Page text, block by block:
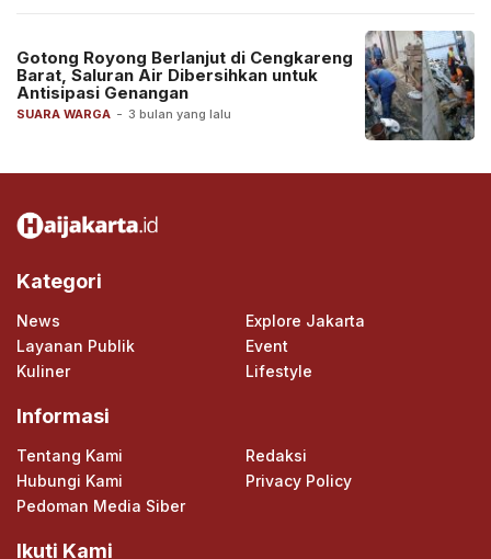
SUARA WARGA - 3 bulan yang lalu
Gotong Royong Berlanjut di Cengkareng
Barat, Saluran Air Dibersihkan untuk
Antisipasi Genangan
Kategori
News
Explore Jakarta
Layanan Publik
Event
Kuliner
Lifestyle
Informasi
Tentang Kami
Redaksi
Hubungi Kami
Privacy Policy
Pedoman Media Siber
Ikuti Kami